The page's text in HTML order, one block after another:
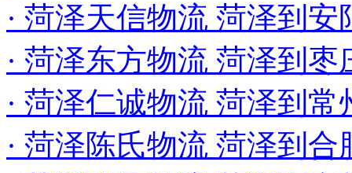
· 菏泽天信物流 菏泽到安
· 菏泽东方物流 菏泽到
· 菏泽仁诚物流 菏泽到
· 菏泽陈氏物流 菏泽到